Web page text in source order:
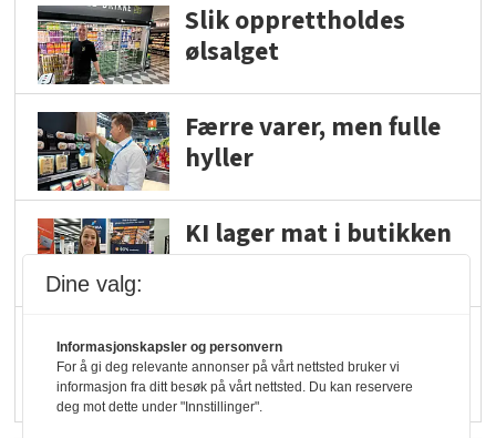
Slik opprettholdes
ølsalget
Færre varer, men fulle
hyller
KI lager mat i butikken
Q passerte 1 milliard i
Rema i 2025
Dine valg:
Informasjonskapsler og personvern
For å gi deg relevante annonser på vårt nettsted bruker vi
informasjon fra ditt besøk på vårt nettsted. Du kan reservere
deg mot dette under "Innstillinger".